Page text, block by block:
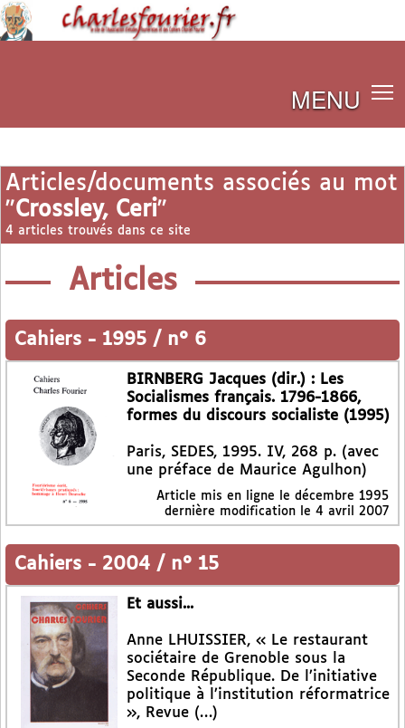
MENU
Articles/documents associés au mot
"Crossley, Ceri"
4 articles trouvés dans ce site
Articles
Cahiers - 1995 / n° 6
BIRNBERG Jacques (dir.) : Les
Socialismes français. 1796-1866,
formes du discours socialiste (1995)
Paris, SEDES, 1995. IV, 268 p. (avec
une préface de Maurice Agulhon)
Article mis en ligne le décembre 1995
dernière modification le 4 avril 2007
Cahiers - 2004 / n° 15
Et aussi...
Anne LHUISSIER, « Le restaurant
sociétaire de Grenoble sous la
Seconde République. De l’initiative
politique à l’institution réformatrice
», Revue (…)